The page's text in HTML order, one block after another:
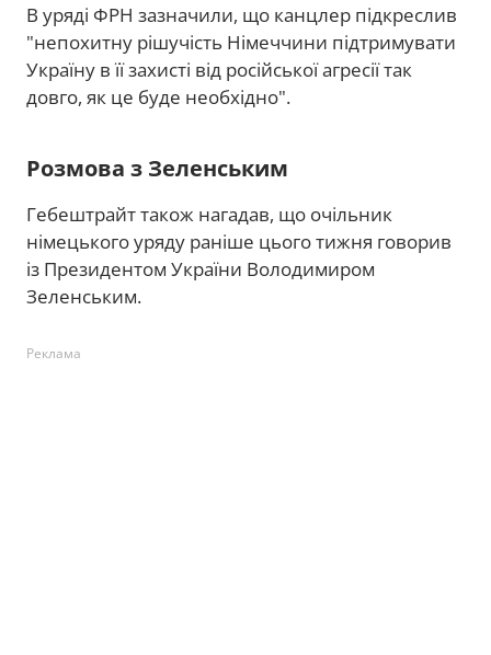
В уряді ФРН зазначили, що канцлер підкреслив
"непохитну рішучість Німеччини підтримувати
Україну в її захисті від російської агресії так
довго, як це буде необхідно".
Розмова з Зеленським
Гебештрайт також нагадав, що очільник
німецького уряду раніше цього тижня говорив
із Президентом України Володимиром
Зеленським.
Реклама